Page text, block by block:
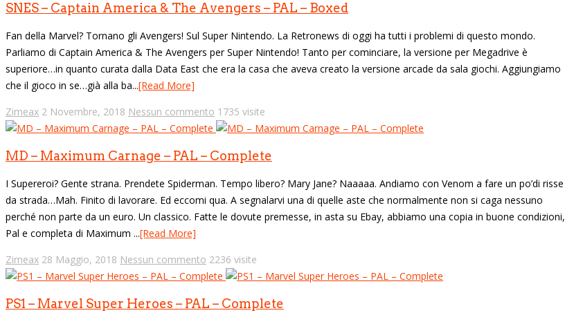
SNES – Captain America & The Avengers – PAL – Boxed
Fan della Marvel? Tornano gli Avengers! Sul Super Nintendo. La Retronews di oggi ha tutti i problemi di questo mondo.
Parliamo di Captain America & The Avengers per Super Nintendo! Tanto per cominciare, la versione per Megadrive è
superiore…in quanto curata dalla Data East che era la casa che aveva creato la versione arcade da sala giochi. Aggiungiamo
che il gioco in se…già alla ba...[Read More]
Zimeax 2 Novembre, 2018 Nessun commento 1735 visite
MD – Maximum Carnage – PAL – Complete
I Supereroi? Gente strana. Prendete Spiderman. Tempo libero? Mary Jane? Naaaaa. Andiamo con Venom a fare un po’di risse
da strada…Mah. Finito di lavorare. Ed eccomi qua. A segnalarvi una di quelle aste che normalmente non si caga nessuno
perché non parte da un euro. Un classico. Fatte le dovute premesse, in asta su Ebay, abbiamo una copia in buone condizioni,
Pal e completa di Maximum ...[Read More]
Zimeax 28 Maggio, 2018 Nessun commento 2236 visite
PS1 – Marvel Super Heroes – PAL – Complete